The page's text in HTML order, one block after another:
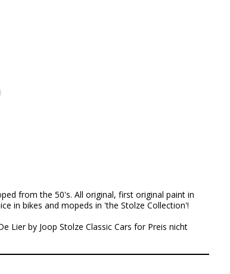
from the 50's. All original, first original paint in
in bikes and mopeds in 'the Stolze Collection'!
Lier by Joop Stolze Classic Cars for Preis nicht